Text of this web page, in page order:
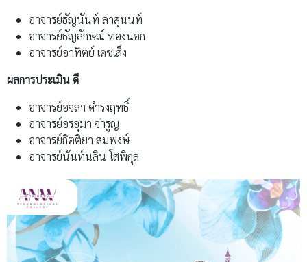
อาจารย์ธัญนันท์ ลาสุนนท์
อาจารย์ธัญลักษณ์ ทองนอก
อาจารย์อาทิตย์ เดชเส็ง
ผลการประเมิน ดี
อาจารย์อจลา ดำรงฤทธิ์
อาจารย์อรอุมา จำรูญ
อาจารย์กิตติยา สมพงษ์
อาจารย์นันท์นลิน โสพิกุล